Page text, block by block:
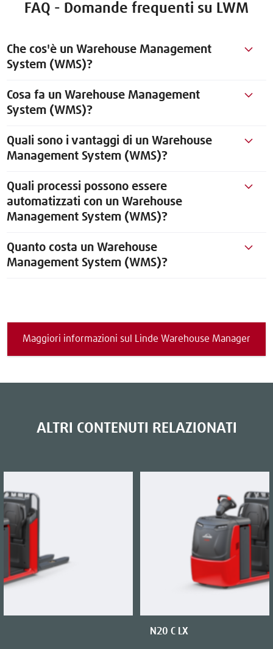
FAQ - Domande frequenti su LWM
Che cos'è un Warehouse Management
System (WMS)?
Cosa fa un Warehouse Management
System (WMS)?
Quali sono i vantaggi di un Warehouse
Management System (WMS)?
Quali processi possono essere
automatizzati con un Warehouse
Management System (WMS)?
Quanto costa un Warehouse
Management System (WMS)?
Maggiori informazioni sul Linde Warehouse Manager
ALTRI CONTENUTI RELAZIONATI
N20 C LX